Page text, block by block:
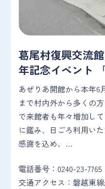
葛尾村復興交流
年記念イベント
あぜりあ開館から本年6
まで村内外から多くの
で来館者も年々増加し
に鑑み、日ごろ利用い
感謝を込め、…
電話番号：0240-23-7765
交通アクセス：磐越東